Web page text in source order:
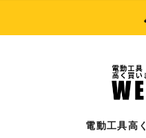
電動工具高